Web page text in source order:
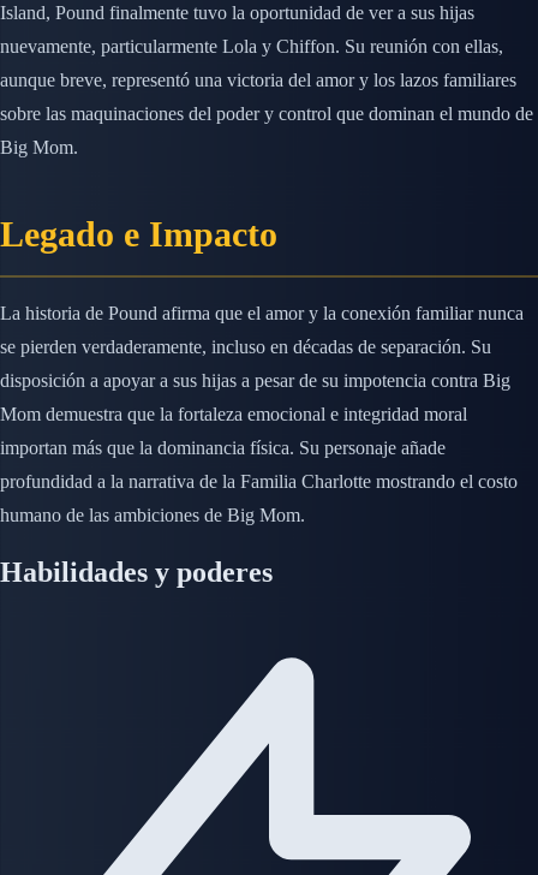
Island, Pound finalmente tuvo la oportunidad de ver a sus hijas
nuevamente, particularmente Lola y Chiffon. Su reunión con ellas,
aunque breve, representó una victoria del amor y los lazos familiares
sobre las maquinaciones del poder y control que dominan el mundo de
Big Mom.
Legado e Impacto
La historia de Pound afirma que el amor y la conexión familiar nunca
se pierden verdaderamente, incluso en décadas de separación. Su
disposición a apoyar a sus hijas a pesar de su impotencia contra Big
Mom demuestra que la fortaleza emocional e integridad moral
importan más que la dominancia física. Su personaje añade
profundidad a la narrativa de la Familia Charlotte mostrando el costo
humano de las ambiciones de Big Mom.
Habilidades y poderes